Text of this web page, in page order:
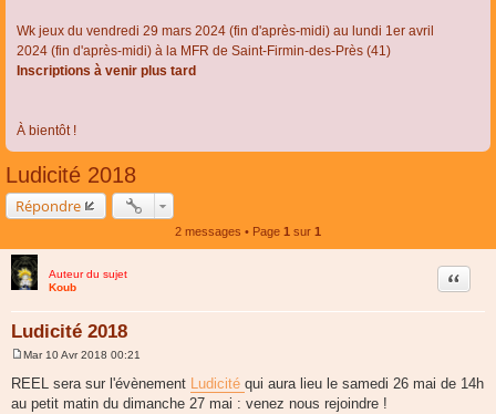
Wk jeux du vendredi 29 mars 2024 (fin d'après-midi) au lundi 1er avril
2024 (fin d'après-midi) à la MFR de Saint-Firmin-des-Près (41)
Inscriptions à venir plus tard
À bientôt !
Ludicité 2018
Répondre
2 messages • Page 1 sur 1
Auteur du sujet
Koub
Ludicité 2018
Citer
e
s
s
Mar 10 Avr 2018 00:21
REEL sera sur l'évènement Ludicité qui aura lieu le samedi 26 mai de 14h
au petit matin du dimanche 27 mai : venez nous rejoindre !